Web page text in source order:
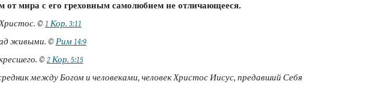
мира с его греховным самолюбием не отличающееся.
© 1 Кор. 3:11
живыми. © Рим 14:9
© 2 Кор. 5:15
между Богом и человеками, человек Христос Иисус, предавший Себя